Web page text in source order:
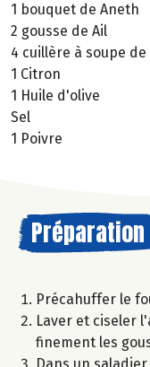
1 bouquet de Aneth
2 gousse de Ail
4 cuillère à soupe
1 Citron
1 Huile d'olive
Sel
1 Poivre
Préparation
Précahuffer le
Laver et ciseler
finement les